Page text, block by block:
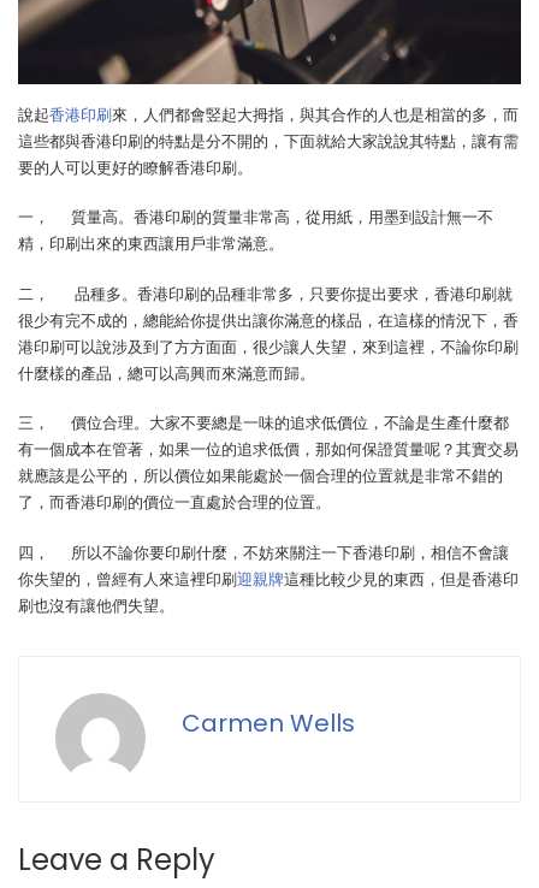
說起香港印刷來，人們都會竪起大拇指，與其合作的人也是相當的多，而
這些都與香港印刷的特點是分不開的，下面就給大家說說其特點，讓有需
要的人可以更好的瞭解香港印刷。
一， 質量高。香港印刷的質量非常高，從用紙，用墨到設計無一不
精，印刷出來的東西讓用戶非常滿意。
二， 品種多。香港印刷的品種非常多，只要你提出要求，香港印刷就
很少有完不成的，總能給你提供出讓你滿意的樣品，在這樣的情況下，香
港印刷可以說涉及到了方方面面，很少讓人失望，來到這裡，不論你印刷
什麼樣的產品，總可以高興而來滿意而歸。
三， 價位合理。大家不要總是一味的追求低價位，不論是生產什麼都
有一個成本在管著，如果一位的追求低價，那如何保證質量呢？其實交易
就應該是公平的，所以價位如果能處於一個合理的位置就是非常不錯的
了，而香港印刷的價位一直處於合理的位置。
四， 所以不論你要印刷什麼，不妨來關注一下香港印刷，相信不會讓
你失望的，曾經有人來這裡印刷迎親牌這種比較少見的東西，但是香港印
刷也沒有讓他們失望。
Carmen Wells
Leave a Reply